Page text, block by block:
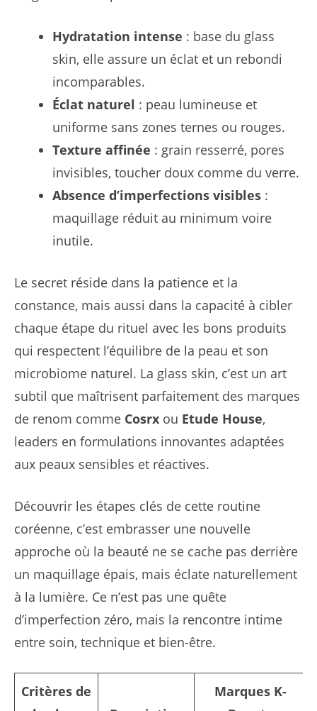
Hydratation intense : base du glass
skin, elle assure un éclat et un rebondi
incomparables.
Éclat naturel : peau lumineuse et
uniforme sans zones ternes ou rouges.
Texture affinée : grain resserré, pores
invisibles, toucher doux comme du verre.
Absence d’imperfections visibles :
maquillage réduit au minimum voire
inutile.
Le secret réside dans la patience et la
constance, mais aussi dans la capacité à cibler
chaque étape du rituel avec les bons produits
qui respectent l’équilibre de la peau et son
microbiome naturel. La glass skin, c’est un art
subtil que maîtrisent parfaitement des marques
de renom comme Cosrx ou Etude House,
leaders en formulations innovantes adaptées
aux peaux sensibles et réactives.
Découvrir les étapes clés de cette routine
coréenne, c’est embrasser une nouvelle
approche où la beauté ne se cache pas derrière
un maquillage épais, mais éclate naturellement
à la lumière. Ce n’est pas une quête
d’imperfection zéro, mais la rencontre intime
entre soin, technique et bien-être.
Critères de
Marques K-